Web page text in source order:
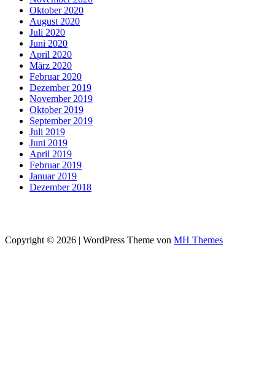
Oktober 2020
August 2020
Juli 2020
Juni 2020
April 2020
März 2020
Februar 2020
Dezember 2019
November 2019
Oktober 2019
September 2019
Juli 2019
Juni 2019
April 2019
Februar 2019
Januar 2019
Dezember 2018
Copyright © 2026 | WordPress Theme von MH Themes